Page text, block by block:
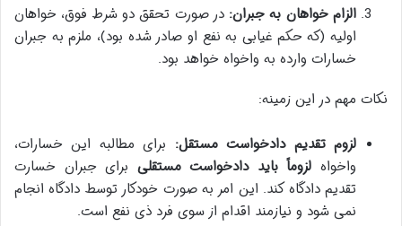
الزام خواهان به جبران: در صورت تحقق دو شرط فوق، خواهان
اولیه (که حکم غیابی به نفع او صادر شده بود)، ملزم به جبران
خسارات وارده به واخواه خواهد بود.
نکات مهم در این زمینه:
لزوم تقدیم دادخواست مستقل: برای مطالبه این خسارات،
واخواه لزوماً باید دادخواست مستقلی برای جبران خسارت
تقدیم دادگاه کند. این امر به صورت خودکار توسط دادگاه انجام
نمی شود و نیازمند اقدام از سوی فرد ذی نفع است.